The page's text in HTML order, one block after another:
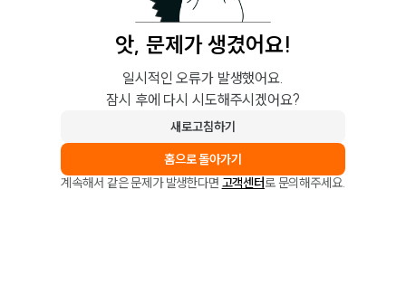
앗, 문제가 생겼어요!
일시적인 오류가 발생했어요.
잠시 후에 다시 시도해주시겠어요?
새로고침하기
홈으로 돌아가기
계속해서 같은 문제가 발생한다면 고객센터로 문의해주세요.